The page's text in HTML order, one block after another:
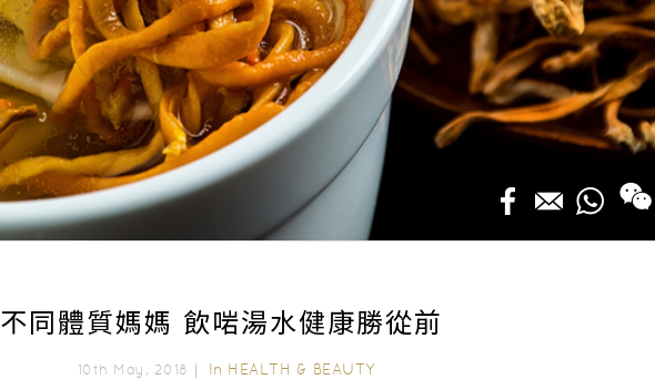
不同體質媽媽 飲啱湯水健康勝從前
10th May, 2018｜ In HEALTH & BEAUTY